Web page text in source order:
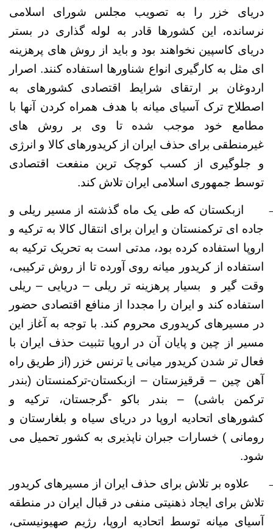
دریای خزر را به تصویب مجلس شورای اسلامی
نرسانده، این کشورها قادر به لوله گذاری در بستر
دریای کاسپین نخواهند بود و باید از روش های پرهزینه
ای مثل به کارگیری انواع شناورها استفاده کنند. اصرار
اردوغان بر ارتقای شرایط اقتصادی کشورهای به
اصطلاح ترک آسیای میانه با هدف همراه کردن آنها با
مطامع خود موجب شده تا وی بر روش های
غیرمنطقی برای حذف ایران از کریدورهای کالا و انرژی
و جلوگیری از کسب کوچک ترین منفعت اقتصادی
توسط جمهوری اسلامی ایران تلاش کند.
ازبکستان که طی یک ماه گذشته از مسیر ریلی و
جاده ای ترکمنستان و ایران برای انتقال کالا به ترکیه و
اروپا استفاده کرده بود، مدتی است به تحریک ترکیه به
استفاده از کریدور میانه روی آورده تا از روش ترکیبی،
وقت گیر و
بسیار پرهزینه تر ریلی – دریایی – ریلی
استفاده کند و ایران را مجددا از منافع اقتصادی حضور
در مسیرهای کریدوری محروم کند. با توجه به آغاز این
مسیر از چین و پایان آن در اروپا تثبیت حذف ایران با
فعال تر شدن کریدور میانی یا ترنس خزر (از طریق راه
آهن چین – قرقیزستان – ازبکستان-ترکمنستان (بندر
ترکمن باشی) – بندر باکو -گرجستان، ترکیه و
کشورهای اتحادیه اروپا در دریای سیاه و بلغارستان و
رومانی ) خسارات جبران ناپذیری به کشور تحمیل می
شود.
علاوه بر تلاش برای حذف ایران از مسیرهای کریدور
تلاش برای ایجاد ذهنیتی منفی در قبال ایران در منطقه
آسیای میانه توسط اتحادیه اروپا، رژیم صهیونیستی،